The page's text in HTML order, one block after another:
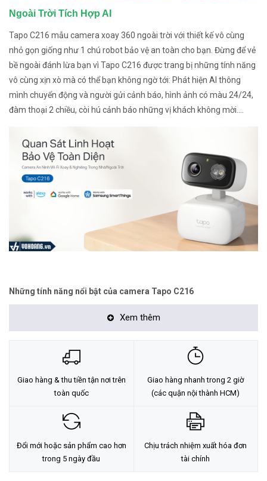
Ngoài Trời Tích Hợp AI
Tapo C216 mẫu camera xoay 360 ngoài trời với thiết kế vô cùng
nhỏ gọn giống như 1 chú robot bảo vệ an toàn cho bạn. Đừng để vẻ
bề ngoài đánh lừa bạn vì Tapo C216 được trang bị những tính năng
vô cùng xịn xò mà có thể bạn không ngờ tới: Phát hiện AI thông
mình chuyển động và người gửi cảnh báo, hình ảnh có màu 24/24,
đàm thoại 2 chiều, còi hú cảnh báo những vị khách không mời....
Những tính năng nổi bật của camera Tapo C216
Bảo vệ ngôi nhà của bạn. Bất cứ nơi đâu. Bất cứ khi nào:
Linh hoạt lắp đặt trong nhà hoặc ngoài trời, quan sát toàn
cảnh với hình ảnh sống động chuẩn 2K 3MP, hiển thị màu sắc
rõ nét ngay cả ban đêm.
Phát hiện AI thông minh và gửi thông báo:Nhận diện con
người, phát hiện tiếng khóc trẻ em và thông báo đến người
Phát hiện chuyển động và theo dõi:
Tự động theo dõi đối
tượng khi có chuyển động.
Xoay và nghiêng linh hoạt:
Góc xoay ngang 360º và dọc 152º
Xem thêm
Giao hàng & thu tiền tận nơi trên
toàn quốc
Giao hàng nhanh trong 2 giờ
(các quận nội thành HCM)
Đổi mới hoặc sản phẩm cao hơn
trong 5 ngày đầu
Chịu trách nhiệm xuất hóa đơn
tài chính